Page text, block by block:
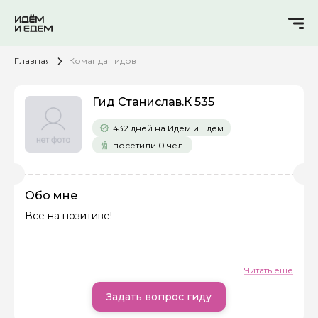
Главная Команда гидов
Гид Станислав.К 535
432 дней на Идем и Едем
посетили 0 чел.
Обо мне
Все на позитиве!
Читать еще
Задать вопрос гиду
Ваша электронная почта